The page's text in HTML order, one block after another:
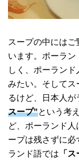
スープの中には
います。ポーラ
しく、ポーラン
みたい。そしてス
るけど、日本人
スープ”という考
ど、ポーランド人
ープは残さずに
ランド語では 「